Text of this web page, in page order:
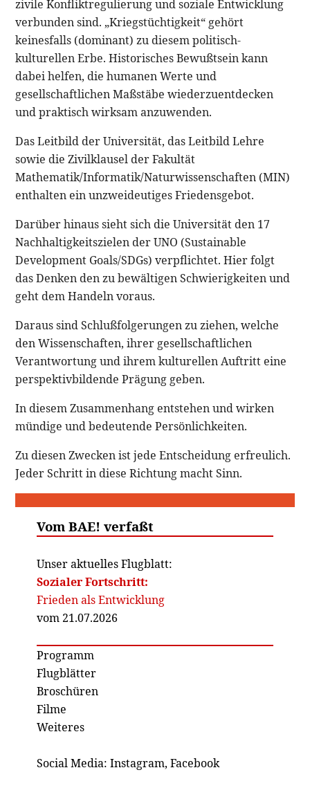
zivile Konfliktregulierung und soziale Entwicklung
verbunden sind. „Kriegstüchtigkeit“ gehört
keinesfalls (dominant) zu diesem politisch-
kulturellen Erbe. Historisches Bewußtsein kann
dabei helfen, die humanen Werte und
gesellschaftlichen Maßstäbe wiederzuentdecken
und praktisch wirksam anzuwenden.
Das Leitbild der Universität, das Leitbild Lehre
sowie die Zivilklausel der Fakultät
Mathematik/Informatik/Naturwissenschaften (MIN)
enthalten ein unzweideutiges Friedensgebot.
Darüber hinaus sieht sich die Universität den 17
Nachhaltigkeitszielen der UNO (Sustainable
Development Goals/SDGs) verpflichtet. Hier folgt
das Denken den zu bewältigen Schwierigkeiten und
geht dem Handeln voraus.
Daraus sind Schlußfolgerungen zu ziehen, welche
den Wissenschaften, ihrer gesellschaftlichen
Verantwortung und ihrem kulturellen Auftritt eine
perspektivbildende Prägung geben.
In diesem Zusammenhang entstehen und wirken
mündige und bedeutende Persönlichkeiten.
Zu diesen Zwecken ist jede Entscheidung erfreulich.
Jeder Schritt in diese Richtung macht Sinn.
Vom BAE! verfaßt
Unser aktuelles Flugblatt:
Sozialer Fortschritt:
Frieden als Entwicklung
vom 21.07.2026
Programm
Flugblätter
Broschüren
Filme
Weiteres
Social Media: Instagram, Facebook